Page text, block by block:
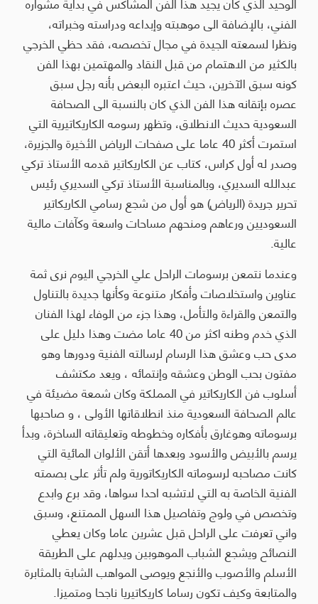
الفني، بالإضافة الى موهبته وإبداعه ودراسته وخبراته،
ونظرا لسمعته الجيدة في مجال تخصصه، فقد حظي الخرجي
بالكثير من الاهتمام من قبل النقاد والمهتمين بهذا الفن
كونه سبق الآخرين، حيث اعتبره البعض بأنه رجل سبق
عصره بإتقانه هذا الفن الذي كان بالنسبة الى الصحافة
السعودية حديث الانطلاق، وتظهر رسومه الكاريكاتيرية التي
استمرت أكثر 40 عاما على صفحات الرياض الأخيرة والجزيرة،
وصدر له أول كراس، كتاب عن الكاريكاتير قدمه الأستاذ تركي
عبدالله السديري، وبالمناسبة الأستاذ تركي السديري رئيس
تحرير جريدة (الرياض) هو أول من شجع رسامي الكاريكاتير
السعوديين ورعاهم ومنحهم مساحات واسعة وكآفات مالية
عالية.
وعندما نتمعن برسومات الراحل علي الخرجي اليوم نرى ثمة
عناوين واستخلاصات وأفكار متنوعة وكأنها جديدة بالتناول
والتمعن والقراءة والتأمل، وهذا جزء من الوفاء لهذا الفنان
الذي خدم وطنه اكثر من 40 عاما مضت وهذا دليل على
مدى حب وعشق هذا الرسام لرسالته الفنية ودورها وهو
مفتون بحب الوطن وعشقه وإنتمائه ، ويعد مكتشف
أسلوب فن الكاريكاتير في المملكة وكان شمعة مضيئة في
عالم الصحافة السعودية منذ انطلاقاتها الأولى ، و صاحبها
برسوماته وهوغارق بأفكاره وخطوطه وتعليقاته الساخرة، وبدأ
يرسم بالأبيض والأسود وبعدها أتقن الألوان المائية التي
كانت مصاحبه لرسوماته الكاريكاتورية ولم تأثر على بصمته
الفنية الخاصة به التي لاتشبه احدا سواها، وقد برع وابدع
وتخصص في ولوج وتفاصيل هذا السهل الممتنع، وسبق
واني تعرفت على الراحل قبل عشرين عاما وكان يعطي
النصائح ويشجع الشباب الموهوبين ويدلهم على الطريقة
الأسلم والأصوب والأنجع ويوصى المواهب الشابة بالمثابرة
والمتابعة وكيف تكون رساما كاريكاتيريا ناجحا ومتميزا.